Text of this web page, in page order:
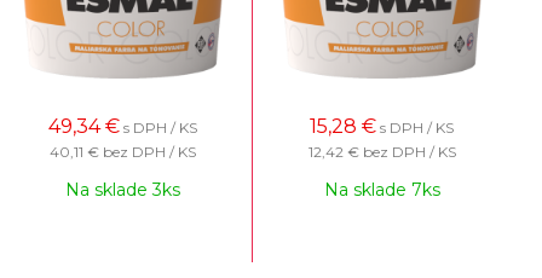
49,34 € s DPH / KS
40,11 € bez DPH / KS
Na sklade 3ks
15,28 € s DPH / KS
12,42 € bez DPH / KS
Na sklade 7ks